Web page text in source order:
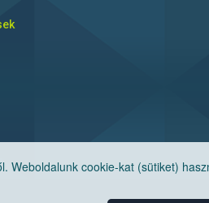
Weboldalunk cookie-kat (sütiket)